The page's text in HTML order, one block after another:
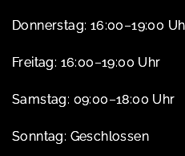
Donnerstag: 16:00–19:00
Freitag: 16:00–19:00 Uhr
Samstag: 09:00–18:00 Uhr
Sonntag: Geschlossen